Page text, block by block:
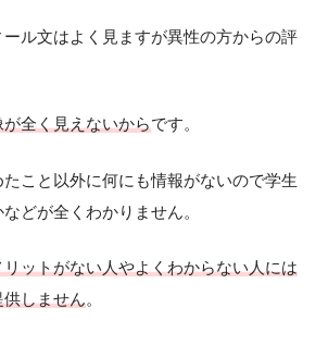
ル文はよく見ますが異性の方からの評
が全く見えないからです。
こと以外に何にも情報がないので学生
どが全くわかりません。
ットがない人やよくわからない人には
しません。